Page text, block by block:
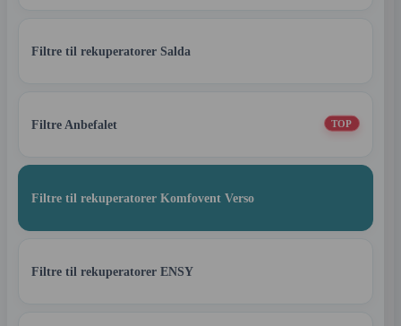
Filtre til rekuperatorer Salda
Filtre Anbefalet TOP
Filtre til rekuperatorer Komfovent Verso
Filtre til rekuperatorer ENSY